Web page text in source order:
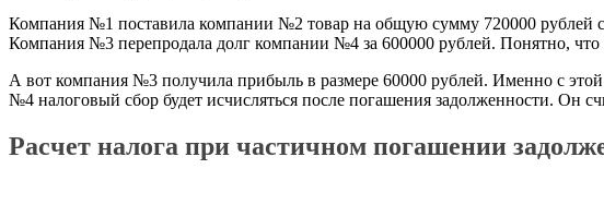
Компания №1 поставила компании №2 товар на общую сумму 720000 рублей
Компания №3 перепродала долг компании №4 за 600000 рублей. Понятно,
А вот компания №3 получила прибыль в размере 60000 рублей. Именно с
№4 налоговый сбор будет исчисляться после погашения задолженности. Он
Расчет налога при частичном погашении